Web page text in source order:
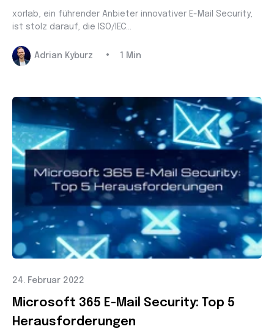
xorlab, ein führender Anbieter innovativer E-Mail Security,
ist stolz darauf, die ISO/IEC...
Adrian Kyburz • 1 Min
24. Februar 2022
Microsoft 365 E-Mail Security: Top 5
Herausforderungen